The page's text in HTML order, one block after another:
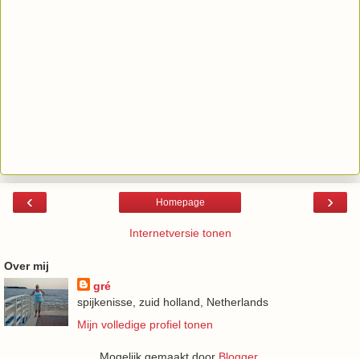
‹ ›
Homepage
Internetversie tonen
Over mij
gré
spijkenisse, zuid holland, Netherlands
Mijn volledige profiel tonen
Mogelijk gemaakt door Blogger.